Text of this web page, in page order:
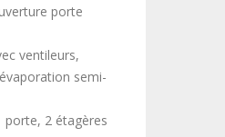
porte
ventileurs,
semi-
porte, 2 étagères